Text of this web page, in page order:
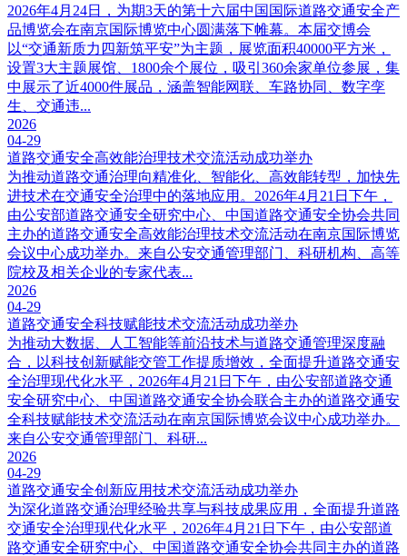
2026年4月24日，为期3天的第十六届中国国际道路交通安全产
品博览会在南京国际博览中心圆满落下帷幕。本届交博会
以“交通新质力四新筑平安”为主题，展览面积40000平方米，
设置3大主题展馆、1800余个展位，吸引360余家单位参展，集
中展示了近4000件展品，涵盖智能网联、车路协同、数字孪
生、交通违...
2026
04-29
道路交通安全高效能治理技术交流活动成功举办
为推动道路交通治理向精准化、智能化、高效能转型，加快先
进技术在交通安全治理中的落地应用。2026年4月21日下午，
由公安部道路交通安全研究中心、中国道路交通安全协会共同
主办的道路交通安全高效能治理技术交流活动在南京国际博览
会议中心成功举办。来自公安交通管理部门、科研机构、高等
院校及相关企业的专家代表...
2026
04-29
道路交通安全科技赋能技术交流活动成功举办
为推动大数据、人工智能等前沿技术与道路交通管理深度融
合，以科技创新赋能交管工作提质增效，全面提升道路交通安
全治理现代化水平，2026年4月21日下午，由公安部道路交通
安全研究中心、中国道路交通安全协会联合主办的道路交通安
全科技赋能技术交流活动在南京国际博览会议中心成功举办。
来自公安交通管理部门、科研...
2026
04-29
道路交通安全创新应用技术交流活动成功举办
为深化道路交通治理经验共享与科技成果应用，全面提升道路
交通安全治理现代化水平，2026年4月21日下午，由公安部道
路交通安全研究中心、中国道路交通安全协会共同主办的道路